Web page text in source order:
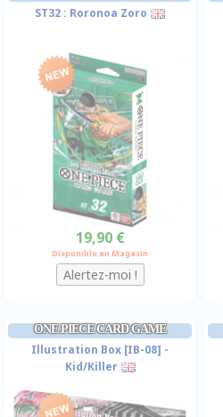
ST32 : Roronoa Zoro
19,90 €
Disponible en Magasin
ONE PIECE CARD GAME
Illustration Box [IB-08] -
Kid/Killer